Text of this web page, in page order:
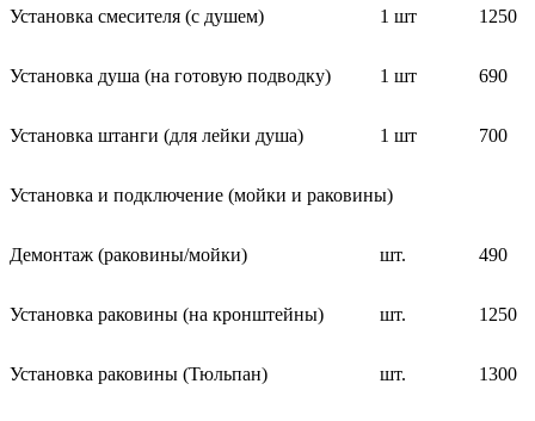
Установка смесителя (с душем) 1 шт 1250
Установка душа (на готовую подводку) 1 шт 690
Установка штанги (для лейки душа) 1 шт 700
Установка и подключение (мойки и раковины)
Демонтаж (раковины/мойки) шт. 490
Установка раковины (на кронштейны) шт. 1250
Установка раковины (Тюльпан) шт. 1300